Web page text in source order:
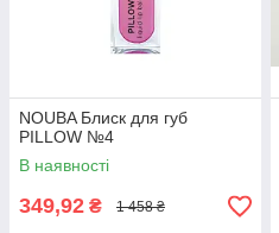
NOUBA Блиск для губ
PILLOW №4
В наявності
349,92 ₴ 1 458 ₴